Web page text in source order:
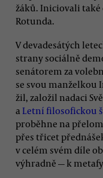
žáků. Iniciovali
Rotunda.
V devadesátých
strany sociálně
senátorem za
se svou manželkou
žil, založil nadaci
a Letní filosofickou
proběhne na
přes třicet
v celém svém díle
výhradně — k